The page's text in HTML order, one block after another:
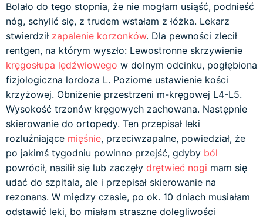
Bolało do tego stopnia, że nie mogłam usiąść, podnieść
nóg, schylić się, z trudem wstałam z łóżka. Lekarz
stwierdził zapalenie korzonków. Dla pewności zlecił
rentgen, na którym wyszło: Lewostronne skrzywienie
kręgosłupa lędźwiowego w dolnym odcinku, pogłębiona
fizjologiczna lordoza L. Poziome ustawienie kości
krzyżowej. Obniżenie przestrzeni m-kręgowej L4-L5.
Wysokość trzonów kręgowych zachowana. Następnie
skierowanie do ortopedy. Ten przepisał leki
rozluźniające mięśnie, przeciwzapalne, powiedział, że
po jakimś tygodniu powinno przejść, gdyby ból
powrócił, nasilił się lub zaczęły drętwieć nogi mam się
udać do szpitala, ale i przepisał skierowanie na
rezonans. W między czasie, po ok. 10 dniach musiałam
odstawić leki, bo miałam straszne dolegliwości